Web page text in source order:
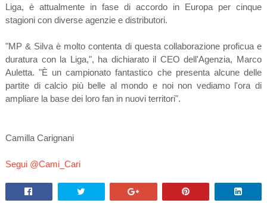
Liga, è attualmente in fase di accordo in Europa per cinque
stagioni con diverse agenzie e distributori.
"MP & Silva è molto contenta di questa collaborazione proficua e
duratura con la Liga,", ha dichiarato il CEO dell'Agenzia, Marco
Auletta. "È un campionato fantastico che presenta alcune delle
partite di calcio più belle al mondo e noi non vediamo l'ora di
ampliare la base dei loro fan in nuovi territori".
Camilla Carignani
Segui @Cami_Cari